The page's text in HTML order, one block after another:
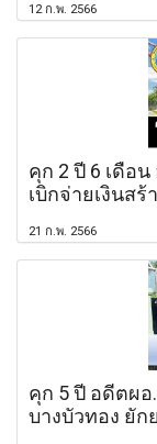
12 ก.พ. 2566
คุก 2 ปี 6 เดือ
เบิกจ่ายเงินสร้
21 ก.พ. 2566
คุก 5 ปี อดีตผอ
บางบัวทอง ยัก